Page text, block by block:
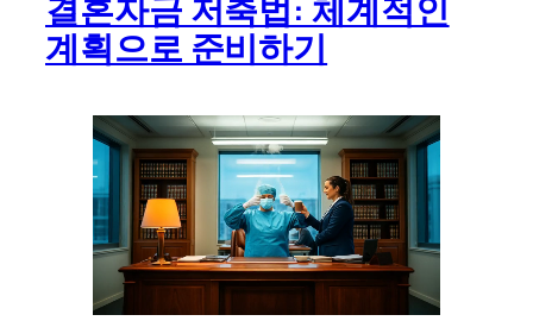
결혼자금 저축법: 체계적인
계획으로 준비하기